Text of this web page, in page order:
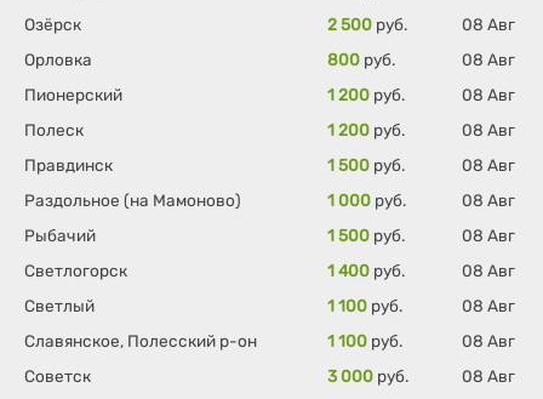
Озёрск
2 500 руб.
08 Авг
Орловка
800 руб.
08 Авг
Пионерский
1 200 руб.
08 Авг
Полеск
1 200 руб.
08 Авг
Правдинск
1 500 руб.
08 Авг
Раздольное (на Мамоново)
1 000 руб.
08 Авг
Рыбачий
1 500 руб.
08 Авг
Светлогорск
1 400 руб.
08 Авг
Светлый
1 100 руб.
08 Авг
Славянское, Полесский р-он
1 100 руб.
08 Авг
Советск
3 000 руб.
08 Авг